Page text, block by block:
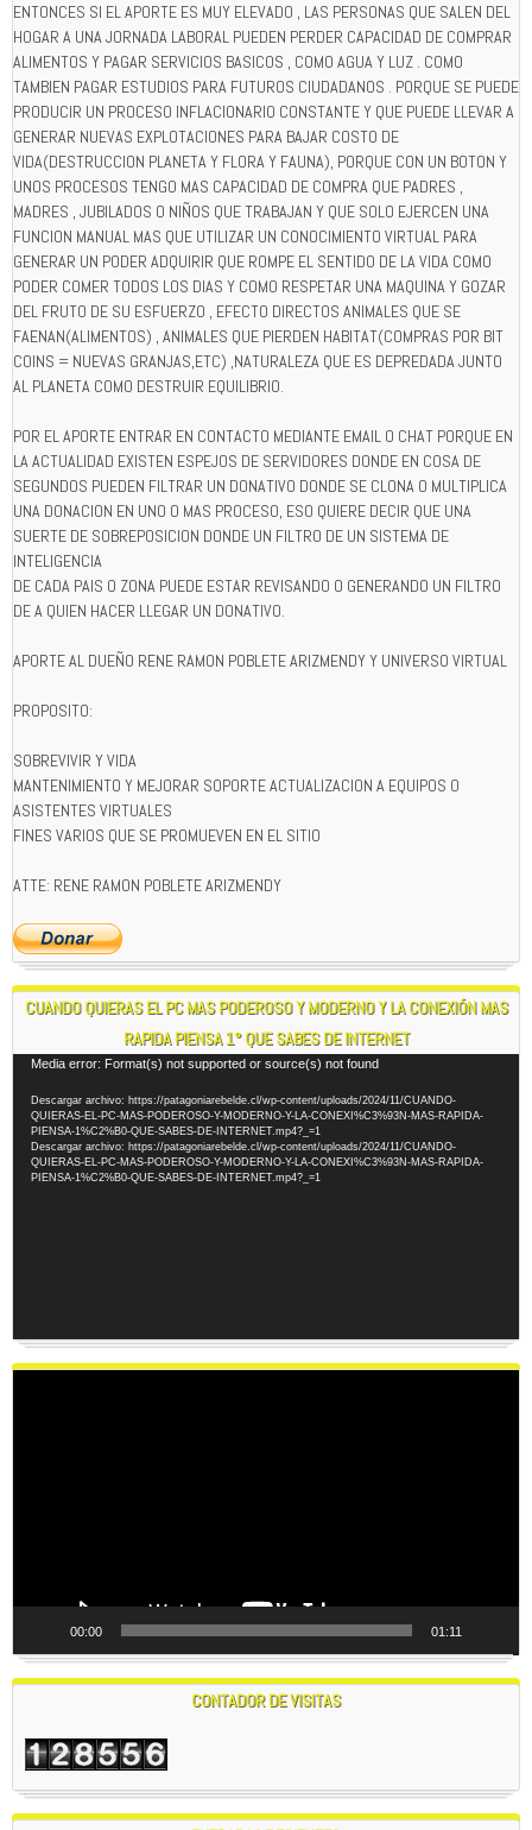
ENTONCES SI EL APORTE ES MUY ELEVADO , LAS PERSONAS QUE SALEN DEL
HOGAR A UNA JORNADA LABORAL PUEDEN PERDER CAPACIDAD DE COMPRAR
ALIMENTOS Y PAGAR SERVICIOS BASICOS , COMO AGUA Y LUZ . COMO
TAMBIEN PAGAR ESTUDIOS PARA FUTUROS CIUDADANOS . PORQUE SE PUEDE
PRODUCIR UN PROCESO INFLACIONARIO CONSTANTE Y QUE PUEDE LLEVAR A
GENERAR NUEVAS EXPLOTACIONES PARA BAJAR COSTO DE
VIDA(DESTRUCCION PLANETA Y FLORA Y FAUNA), PORQUE CON UN BOTON Y
UNOS PROCESOS TENGO MAS CAPACIDAD DE COMPRA QUE PADRES ,
MADRES , JUBILADOS O NIÑOS QUE TRABAJAN Y QUE SOLO EJERCEN UNA
FUNCION MANUAL MAS QUE UTILIZAR UN CONOCIMIENTO VIRTUAL PARA
GENERAR UN PODER ADQUIRIR QUE ROMPE EL SENTIDO DE LA VIDA COMO
PODER COMER TODOS LOS DIAS Y COMO RESPETAR UNA MAQUINA Y GOZAR
DEL FRUTO DE SU ESFUERZO , EFECTO DIRECTOS ANIMALES QUE SE
FAENAN(ALIMENTOS) , ANIMALES QUE PIERDEN HABITAT(COMPRAS POR BIT
COINS = NUEVAS GRANJAS,ETC) ,NATURALEZA QUE ES DEPREDADA JUNTO
AL PLANETA COMO DESTRUIR EQUILIBRIO.
POR EL APORTE ENTRAR EN CONTACTO MEDIANTE EMAIL O CHAT PORQUE EN
LA ACTUALIDAD EXISTEN ESPEJOS DE SERVIDORES DONDE EN COSA DE
SEGUNDOS PUEDEN FILTRAR UN DONATIVO DONDE SE CLONA O MULTIPLICA
UNA DONACION EN UNO O MAS PROCESO, ESO QUIERE DECIR QUE UNA
SUERTE DE SOBREPOSICION DONDE UN FILTRO DE UN SISTEMA DE
INTELIGENCIA
DE CADA PAIS O ZONA PUEDE ESTAR REVISANDO O GENERANDO UN FILTRO
DE A QUIEN HACER LLEGAR UN DONATIVO.
APORTE AL DUEÑO RENE RAMON POBLETE ARIZMENDY Y UNIVERSO VIRTUAL
PROPOSITO:
SOBREVIVIR Y VIDA
MANTENIMIENTO Y MEJORAR SOPORTE ACTUALIZACION A EQUIPOS O
ASISTENTES VIRTUALES
FINES VARIOS QUE SE PROMUEVEN EN EL SITIO
ATTE: RENE RAMON POBLETE ARIZMENDY
CUANDO QUIERAS EL PC MAS PODEROSO Y MODERNO Y LA CONEXIÓN MAS
RAPIDA PIENSA 1° QUE SABES DE INTERNET
Reproductor
vídeo
Media error: Format(s) not supported or source(s) not found
Descargar archivo: https://patagoniarebelde.cl/wp-content/uploads/2024/11/CUANDO-
QUIERAS-EL-PC-MAS-PODEROSO-Y-MODERNO-Y-LA-CONEXI%C3%93N-MAS-RAPIDA-
PIENSA-1%C2%B0-QUE-SABES-DE-INTERNET.mp4?_=1
Descargar archivo: https://patagoniarebelde.cl/wp-content/uploads/2024/11/CUANDO-
QUIERAS-EL-PC-MAS-PODEROSO-Y-MODERNO-Y-LA-CONEXI%C3%93N-MAS-RAPIDA-
PIENSA-1%C2%B0-QUE-SABES-DE-INTERNET.mp4?_=1
00:00 01:11
CONTADOR DE VISITAS